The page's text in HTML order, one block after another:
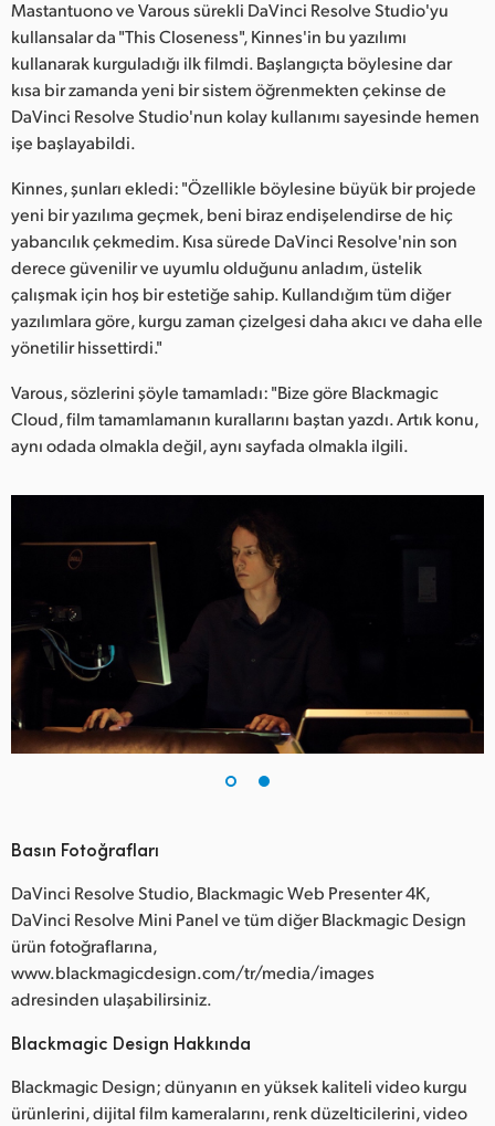
Mastantuono ve Varous sürekli DaVinci Resolve Studio'yu
kullansalar da "This Closeness", Kinnes'in bu yazılımı
kullanarak kurguladığı ilk filmdi. Başlangıçta böylesine dar
kısa bir zamanda yeni bir sistem öğrenmekten çekinse de
DaVinci Resolve Studio'nun kolay kullanımı sayesinde hemen
işe başlayabildi.
Kinnes, şunları ekledi: "Özellikle böylesine büyük bir projede
yeni bir yazılıma geçmek, beni biraz endişelendirse de hiç
yabancılık çekmedim. Kısa sürede DaVinci Resolve'nin son
derece güvenilir ve uyumlu olduğunu anladım, üstelik
çalışmak için hoş bir estetiğe sahip. Kullandığım tüm diğer
yazılımlara göre, kurgu zaman çizelgesi daha akıcı ve daha elle
yönetilir hissettirdi."
Varous, sözlerini şöyle tamamladı: "Bize göre Blackmagic
Cloud, film tamamlamanın kurallarını baştan yazdı. Artık konu,
aynı odada olmakla değil, aynı sayfada olmakla ilgili.
Basın Fotoğrafları
DaVinci Resolve Studio, Blackmagic Web Presenter 4K,
DaVinci Resolve Mini Panel ve tüm diğer Blackmagic Design
ürün fotoğraflarına,
www.blackmagicdesign.com/tr/media/images
adresinden ulaşabilirsiniz.
Blackmagic Design Hakkında
Blackmagic Design; dünyanın en yüksek kaliteli video kurgu
ürünlerini, dijital film kameralarını, renk düzelticilerini, video